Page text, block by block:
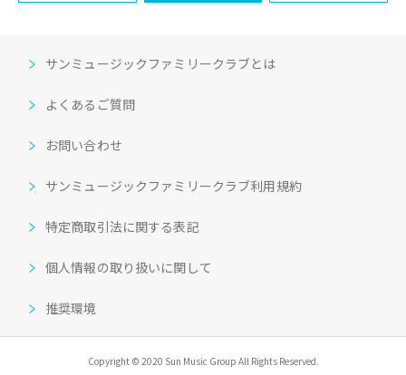
サンミュージックファミリークラブとは
よくあるご質問
お問い合わせ
サンミュージックファミリークラブ利用規約
特定商取引法に関する表記
個人情報の取り扱いに関して
推奨環境
Copyright © 2020 Sun Music Group All Rights Reserved.